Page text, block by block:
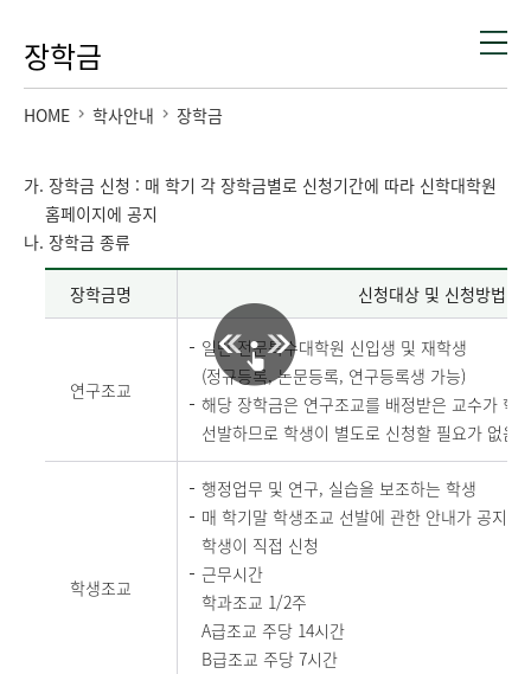
장학금
HOME 학사안내 장학금
가. 장학금 신청 : 매 학기 각 장학금별로 신청기간에 따라 신학대학원
홈페이지에 공지
나. 장학금 종류
장학금명 신청대상 및 신청방법
연구조교
일반·전문특수대학원 신입생 및 재학생
(정규등록, 논문등록, 연구등록생 가능)
해당 장학금은 연구조교를 배정받은 교수가 학
선발하므로 학생이 별도로 신청할 필요가 없음
학생조교
행정업무 및 연구, 실습을 보조하는 학생
매 학기말 학생조교 선발에 관한 안내가 공지
학생이 직접 신청
근무시간
학과조교 1/2주
A급조교 주당 14시간
B급조교 주당 7시간